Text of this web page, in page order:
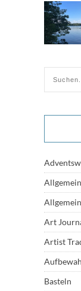
Allgemein
Art
Artist
Basteln